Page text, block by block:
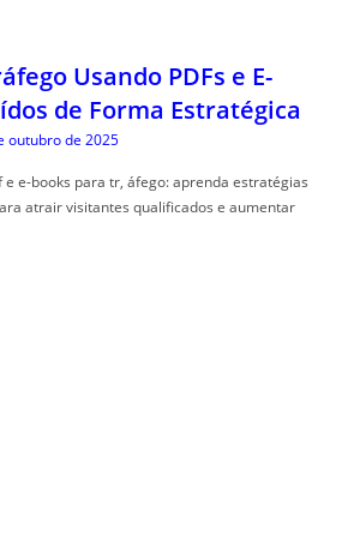
Usando PDFs e E-
de Forma Estratégica
outubro de 2025
e-books para tr, áfego: aprenda estratégias
atrair visitantes qualificados e aumentar